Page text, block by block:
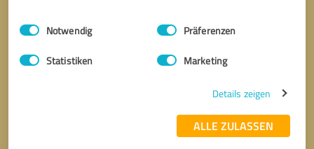
Impressum Datenschutzbestimmungen
Einwilligungsauswahl
Notwendig Präferenzen
Statistiken Marketing
Details zeigen
ALLE ZULASSEN